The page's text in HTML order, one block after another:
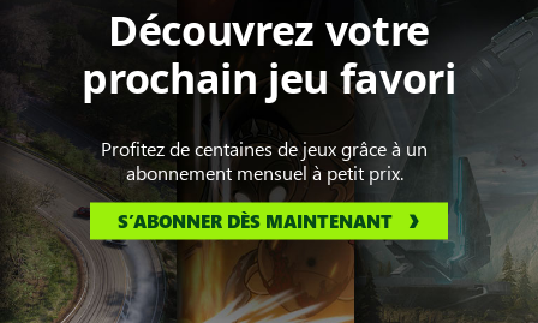
Découvrez votre
prochain jeu favori
Profitez de centaines de jeux grâce à un
abonnement mensuel à petit prix.
S’ABONNER DÈS MAINTENANT